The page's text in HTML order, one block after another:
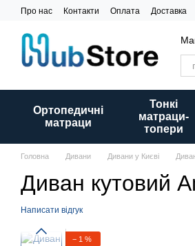
Перейти до основного контенту
Про нас Контакти Оплата Доставка
Ортопедичні
матраци
Тонкі
матраци-
топери
Головна Дивани Дивани у Києві
Диван кутовий
Написати відгук
− 1 %